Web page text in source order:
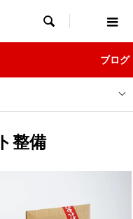

ブログ
整備